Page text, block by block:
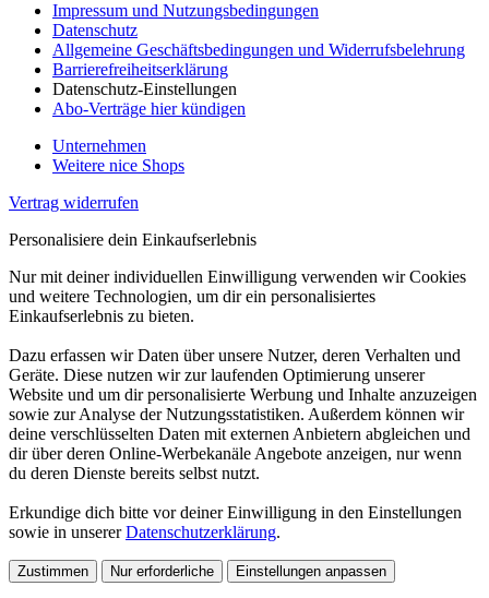
Impressum und Nutzungsbedingungen
Datenschutz
Allgemeine Geschäftsbedingungen und Widerrufsbelehrung
Barrierefreiheitserklärung
Datenschutz-Einstellungen
Abo-Verträge hier kündigen
Unternehmen
Weitere nice Shops
Vertrag widerrufen
Personalisiere dein Einkaufserlebnis
Nur mit deiner individuellen Einwilligung verwenden wir Cookies
und weitere Technologien, um dir ein personalisiertes
Einkaufserlebnis zu bieten.
Dazu erfassen wir Daten über unsere Nutzer, deren Verhalten und
Geräte. Diese nutzen wir zur laufenden Optimierung unserer
Website und um dir personalisierte Werbung und Inhalte anzuzeigen
sowie zur Analyse der Nutzungsstatistiken. Außerdem können wir
deine verschlüsselten Daten mit externen Anbietern abgleichen und
dir über deren Online-Werbekanäle Angebote anzeigen, nur wenn
du deren Dienste bereits selbst nutzt.
Erkundige dich bitte vor deiner Einwilligung in den Einstellungen
sowie in unsererDatenschutzerklärung.
Zustimmen Nur erforderliche Einstellungen anpassen